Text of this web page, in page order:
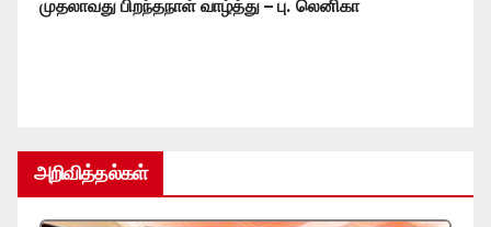
முதலாவது பிறந்தநாள் வாழ்த்து – பு. லெனிகா
அறிவித்தல்கள்